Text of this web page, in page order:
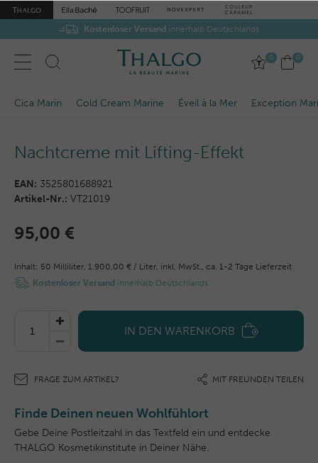
Kostenloser Versand innerhalb Deutschlands
0 0
Cica Marin Cold Cream Marine Éveil à la Mer Exception
Nachtcreme mit Lifting-Effekt
EAN: 3525801688921
Artikel-Nr.: VT21019
95,00 €
Inhalt: 50 Milliliter, 1.900,00 € / Liter, inkl. MwSt., ca. 1-2 Tage Lieferzeit
Kostenloser Versand innerhalb Deutschlands
IN DEN WARENKORB
FRAGE ZUM ARTIKEL? MIT FREUNDEN TEILEN
Finde Deinen neuen Wohlfühlort
Gebe Deine Postleitzahl in das Textfeld ein und entdecke
THALGO Kosmetikinstitute in Deiner Nähe.